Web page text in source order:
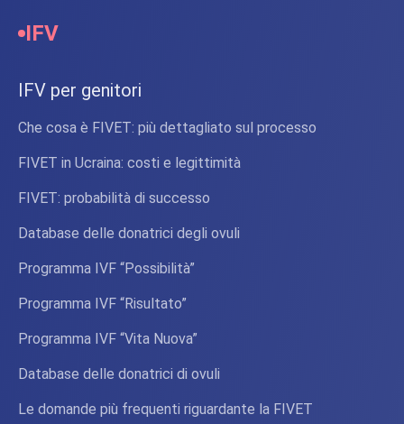
IFV
IFV per genitori
Che cosa è FIVET: più dettagliato sul processo
FIVET in Ucraina: costi e legittimità
FIVET: probabilità di successo
Database delle donatrici degli ovuli
Programma IVF “Possibilità”
Programma IVF “Risultato”
Programma IVF “Vita Nuova”
Database delle donatrici di ovuli
Le domande più frequenti riguardante la FIVET